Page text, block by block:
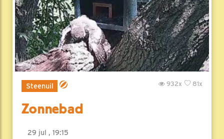
Steenuil 81x
932x
Zonnebad
29 jul , 19:15